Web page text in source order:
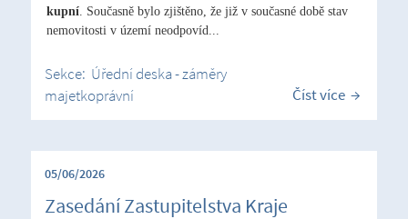
kupní. Současně bylo zjištěno, že již v současné době stav
nemovitosti v území neodpovíd...
Sekce: Úřední deska - záměry
majetkoprávní
Číst více
05/06/2026
Zasedání Zastupitelstva Kraje